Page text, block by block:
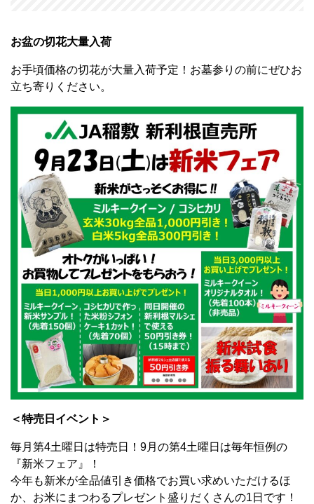
お盆の切花大量入荷
お手頃価格の切花が大量入荷予定！お墓参りの前にぜひお
立ち寄りください。
＜特売日イベント＞
毎月第4土曜日は特売日！9月の第4土曜日は毎年恒例の
『新米フェア』！
今年も新米が全品値引き価格でお買い求めいただけるほ
か、お米にまつわるプレゼント盛りだくさんの1日です！